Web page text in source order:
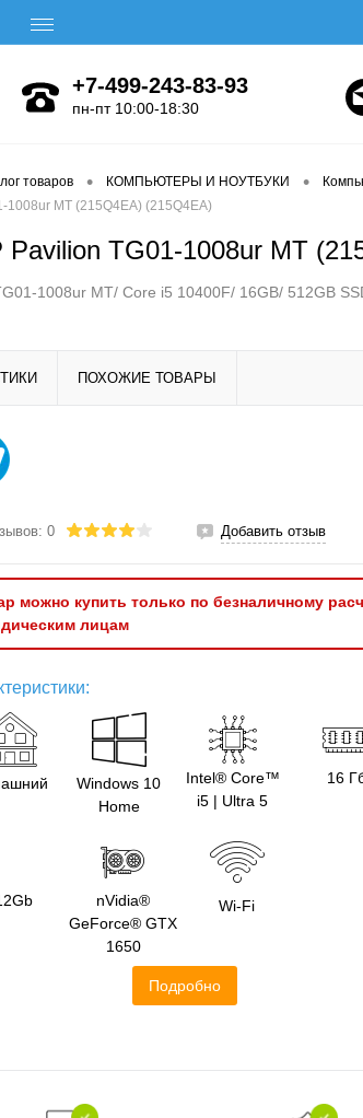
+7-499-243-83-93
пн-пт 10:00-18:30
товаров • КОМПЬЮТЕРЫ И НОУТБУКИ •
MT (215Q4EA) (215Q4EA)
TG01-1008ur MT
1008ur MT/ Core i5 10400F/ 16GB/ 512GB
ПОХОЖИЕ ТОВАРЫ
0 Добавить отзыв
можно купить только по безналичному
лицам
Windows 10
Home
Intel® Core™
i5 | Ultra 5
16
nVidia®
GeForce® GTX
1650
Wi-Fi
Подробно